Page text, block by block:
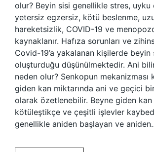
olur? Beyin sisi genellikle stres, uyku
yetersiz egzersiz, kötü beslenme,
hareketsizlik, COVID-19 ve
kaynaklanır. Hafıza sorunları ve
Covid-19’a yakalanan kişilerde beyin
oluşturduğu düşünülmektedir. Ani
neden olur? Senkopun mekanizması
giden kan miktarında ani ve geçici
olarak özetlenebilir. Beyne giden kan
kötüleştikçe ve çeşitli işlevler
genellikle aniden başlayan ve